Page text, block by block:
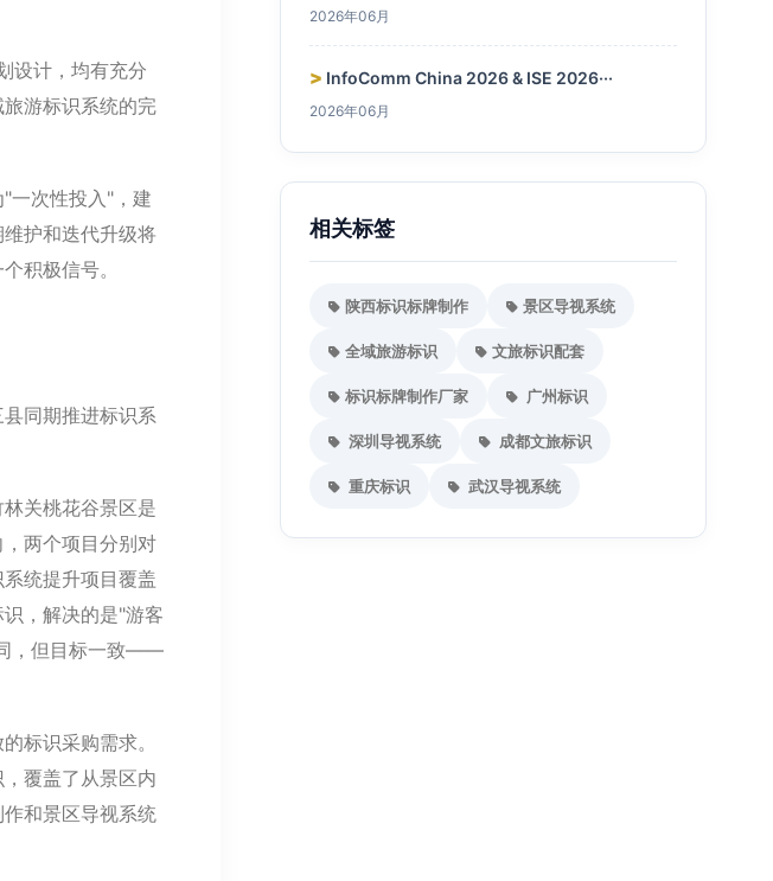
设计，均有充分
游标识系统的完
一次性投入"，建
护和迭代升级将
积极信号。
同期推进标识系
关桃花谷景区是
两个项目分别对
统提升项目覆盖
，解决的是"游客
，但目标一致——
标识采购需求。
覆盖了从景区内
和景区导视系统
2026年06月
> InfoComm China 2026 & ISE 2026···
2026年06月
相关标签
陕西标识标牌制作 景区导视系统
全域旅游标识 文旅标识配套
标识标牌制作厂家 广州标识
深圳导视系统 成都文旅标识
重庆标识 武汉导视系统